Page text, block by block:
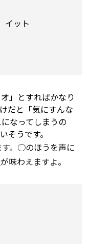
ット
」とすればかなり
だと「気にすんな
なってしまうの
うです。
。○のほうを声に
が味わえますよ。